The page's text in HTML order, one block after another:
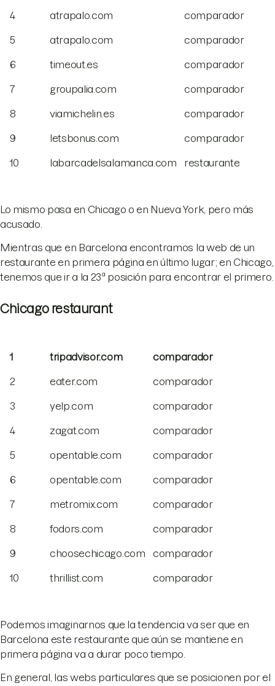
4 atrapalo.com comparador
5 atrapalo.com comparador
6 timeout.es comparador
7 groupalia.com comparador
8 viamichelin.es comparador
9 letsbonus.com comparador
10 labarcadelsalamanca.com restaurante
Lo mismo pasa en Chicago o en Nueva York, pero más
acusado.
Mientras que en Barcelona encontramos la web de un
restaurante en primera página en último lugar; en Chicago,
tenemos que ir a la 23ª posición para encontrar el primero.
Chicago restaurant
1 tripadvisor.com comparador
2 eater.com comparador
3 yelp.com comparador
4 zagat.com comparador
5 opentable.com comparador
6 opentable.com comparador
7 metromix.com comparador
8 fodors.com comparador
9 choosechicago.com comparador
10 thrillist.com comparador
Podemos imaginarnos que la tendencia va ser que en
Barcelona este restaurante que aún se mantiene en
primera página va a durar poco tiempo.
En general, las webs particulares que se posicionen por el